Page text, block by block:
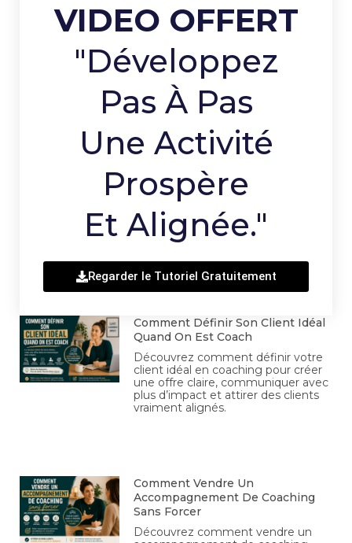
VIDEO OFFERT
"Développez
Pas À Pas
Une Activité
Prospère
Et Alignée."
Regarder le Tutoriel Gratuitement
Comment Définir Son Client Idéal
Quand On Est Coach
Découvrez comment définir votre
client idéal en coaching pour créer
une offre claire, communiquer avec
plus d’impact et attirer des clients
vraiment alignés.
Comment Vendre Un
Accompagnement De Coaching
Sans Forcer
Découvrez comment vendre un